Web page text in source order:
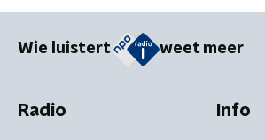
Wie luistert weet meer
Radio Info